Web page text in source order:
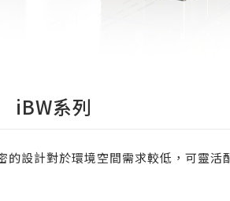
iBW系列
設計對於環境空間需求較低，可靈活